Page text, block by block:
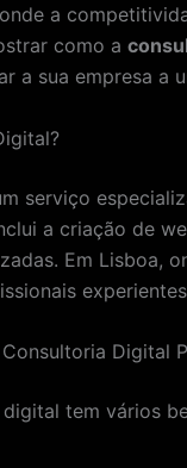
a
como a
a sua empresa a
serviço
a criação de
Em Lisboa,
Digital
tem vários